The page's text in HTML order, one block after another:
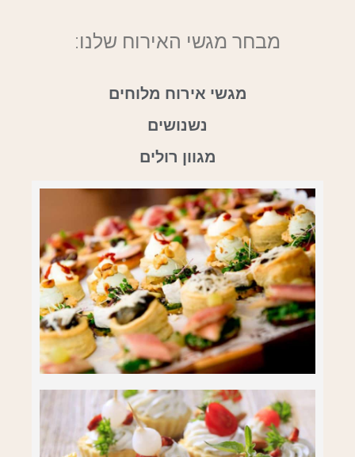
מבחר מגשי האירוח שלנו:
מגשי אירוח מלוחים
נשנושים
מגוון רולים